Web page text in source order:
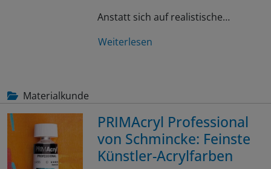
Anstatt sich auf realistische…
Weiterlesen
Materialkunde
PRIMAcryl Professional
von Schmincke: Feinste
Künstler-Acrylfarben